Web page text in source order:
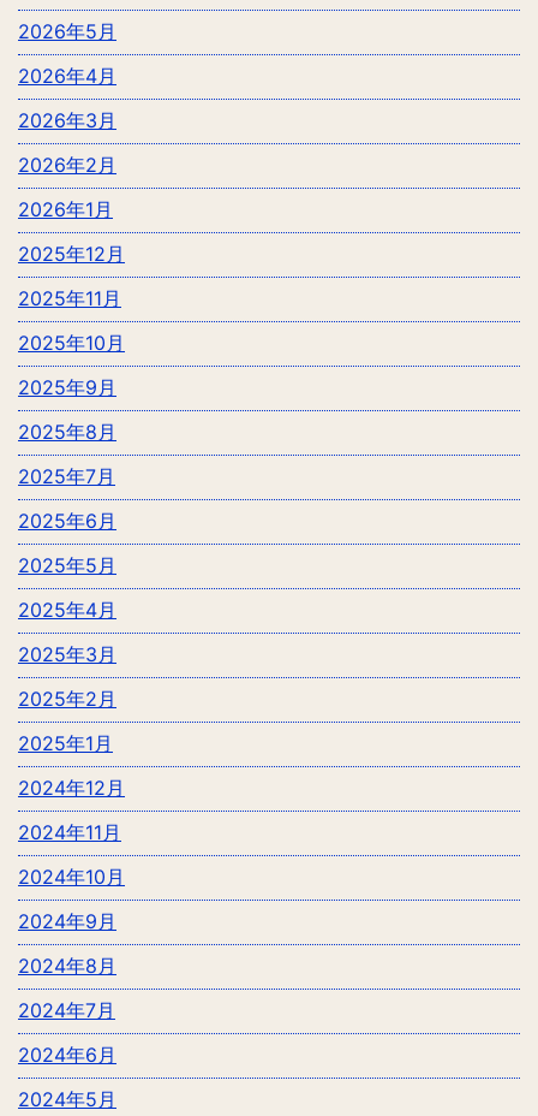
2026年5月
2026年4月
2026年3月
2026年2月
2026年1月
2025年12月
2025年11月
2025年10月
2025年9月
2025年8月
2025年7月
2025年6月
2025年5月
2025年4月
2025年3月
2025年2月
2025年1月
2024年12月
2024年11月
2024年10月
2024年9月
2024年8月
2024年7月
2024年6月
2024年5月